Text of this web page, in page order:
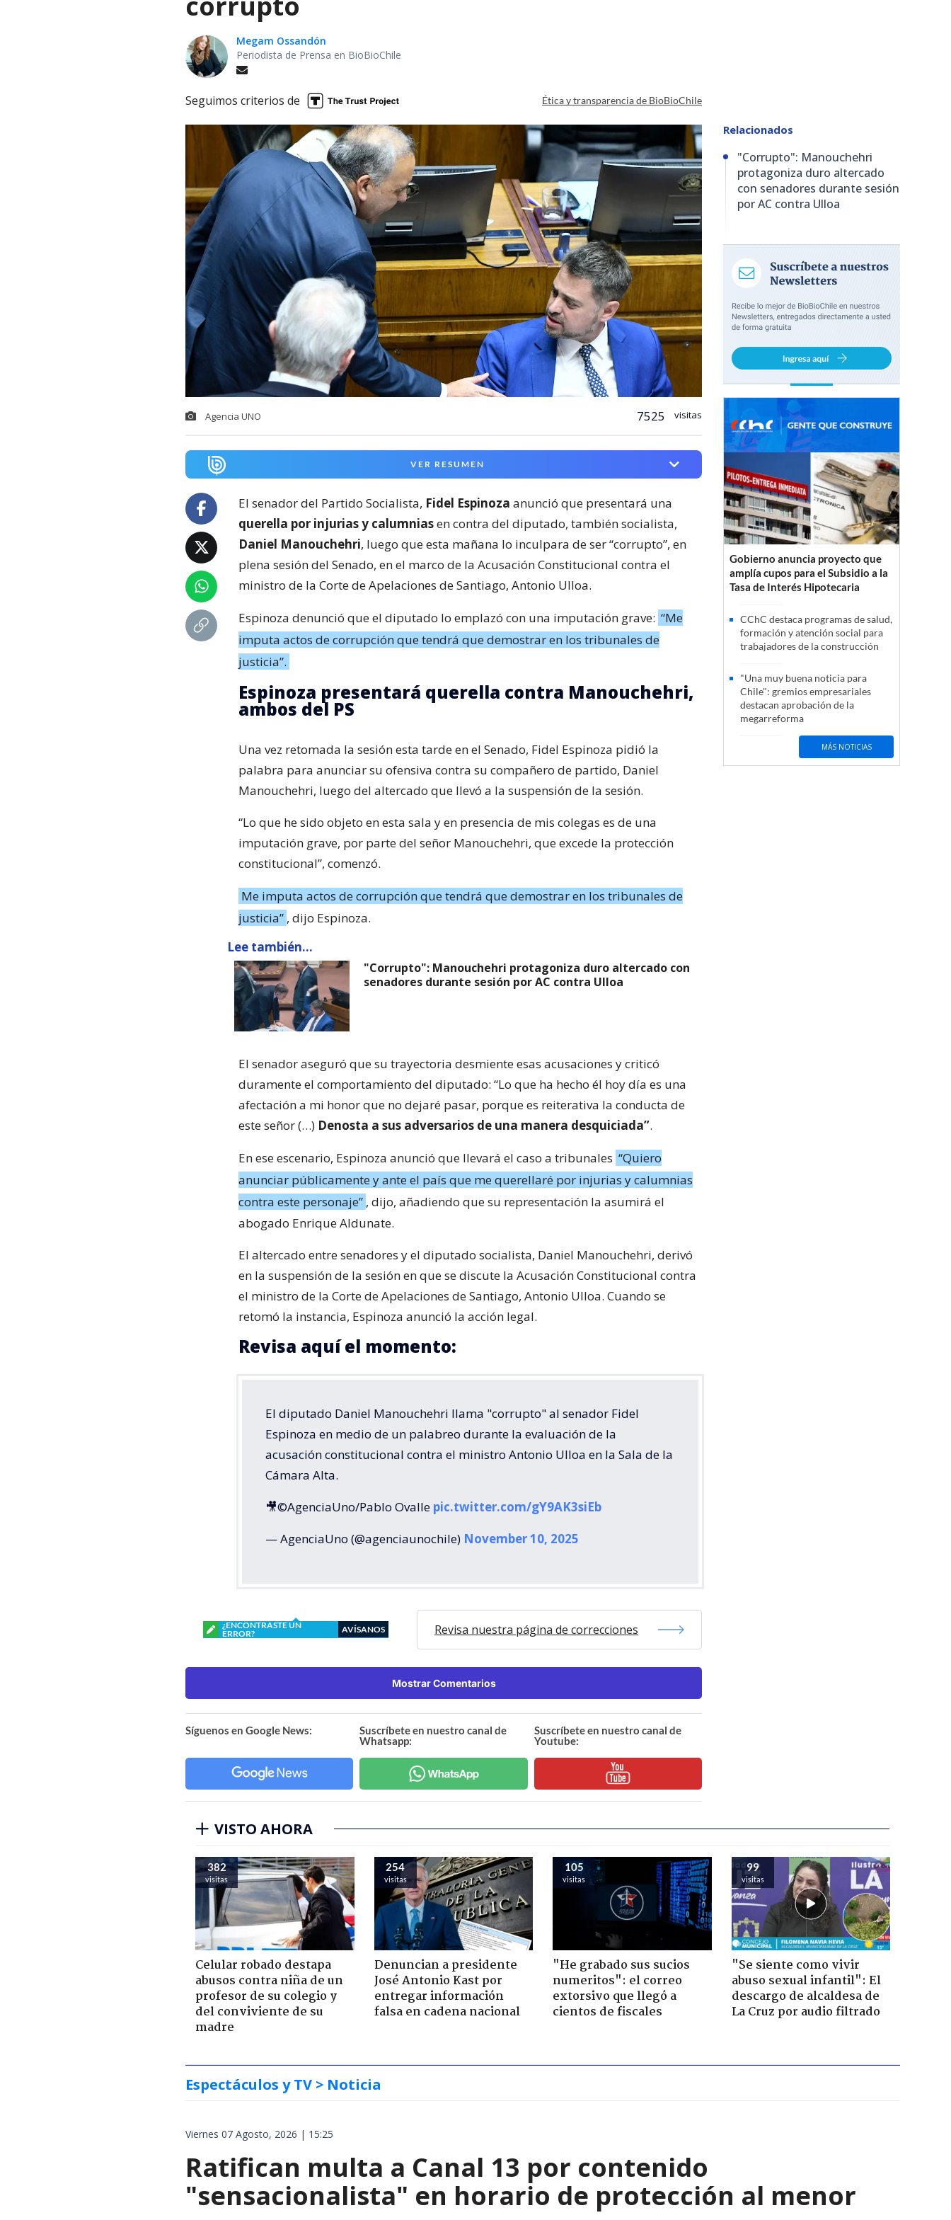
Megam Ossandón
Periodista de Prensa en BioBioChile
Seguimos criterios de Ética y transparencia de BioBioChile
Agencia UNO 7525 visitas
VER RESUMEN
El senador del Partido Socialista, Fidel Espinoza anunció que presentará una
querella por injurias y calumniasen contra del diputado, también socialista,
Daniel Manouchehri, luego que esta mañana lo inculpara de ser “corrupto”, en
plena sesión del Senado, en el marco de la Acusación Constitucional contra el
ministro de la Corte de Apelaciones de Santiago, Antonio Ulloa.
Espinoza denunció que el diputado lo emplazó con una imputación grave: “Me
imputa actos de corrupción que tendrá que demostrar en los tribunales de
justicia”.
Espinoza presentará querella contra Manouchehri,
ambos del PS
Una vez retomada la sesión esta tarde en el Senado, Fidel Espinoza pidió la
palabra para anunciar su ofensiva contra su compañero de partido, Daniel
Manouchehri, luego del altercado que llevó a la suspensión de la sesión.
“Lo que he sido objeto en esta sala y en presencia de mis colegas es de una
imputación grave, por parte del señor Manouchehri, que excede la protección
constitucional”, comenzó.
Me imputa actos de corrupción que tendrá que demostrar en los tribunales de
justicia” , dijo Espinoza.
Lee también...
"Corrupto": Manouchehri protagoniza duro altercado con
senadores durante sesión por AC contra Ulloa
El senador aseguró que su trayectoria desmiente esas acusaciones y criticó
duramente el comportamiento del diputado: “Lo que ha hecho él hoy día es una
afectación a mi honor que no dejaré pasar, porque es reiterativa la conducta de
este señor (…) Denosta a sus adversarios de una manera desquiciada”.
En ese escenario, Espinoza anunció que llevará el caso a tribunales “Quiero
anunciar públicamente y ante el país que me querellaré por injurias y calumnias
contra este personaje” , dijo, añadiendo que su representación la asumirá el
abogado Enrique Aldunate.
El altercado entre senadores y el diputado socialista, Daniel Manouchehri, derivó
en la suspensión de la sesión en que se discute la Acusación Constitucional contra
el ministro de la Corte de Apelaciones de Santiago, Antonio Ulloa. Cuando se
retomó la instancia, Espinoza anunció la acción legal.
Revisa aquí el momento:
El diputado Daniel Manouchehri llama "corrupto" al senador Fidel
Espinoza en medio de un palabreo durante la evaluación de la
acusación constitucional contra el ministro Antonio Ulloa en la Sala de la
Cámara Alta.
🎥©AgenciaUno/Pablo Ovalle pic.twitter.com/gY9AK3siEb
— AgenciaUno (@agenciaunochile) November 10, 2025
¿ENCONTRASTE UN
ERROR?
AVÍSANOS Revisa nuestra página de correcciones
Mostrar Comentarios
Síguenos en Google News:
Suscríbete en nuestro canal de
Whatsapp:
Suscríbete en nuestro canal de
Youtube:
Relacionados
"Corrupto": Manouchehri
protagoniza duro altercado
con senadores durante sesión
por AC contra Ulloa
Gobierno anuncia proyecto que
amplía cupos para el Subsidio a la
Tasa de Interés Hipotecaria
CChC destaca programas de salud,
formación y atención social para
trabajadores de la construcción
"Una muy buena noticia para
Chile": gremios empresariales
destacan aprobación de la
megarreforma
MÁS NOTICIAS
VISTO AHORA
382
visitas
Celular robado destapa
abusos contra niña de un
profesor de su colegio y
del conviviente de su
madre
254
visitas
Denuncian a presidente
José Antonio Kast por
entregar información
falsa en cadena nacional
105
visitas
"He grabado sus sucios
numeritos": el correo
extorsivo que llegó a
cientos de fiscales
99
visitas
"Se siente como vivir
abuso sexual infantil": El
descargo de alcaldesa de
La Cruz por audio filtrado
Espectáculos y TV > Noticia
Viernes 07 Agosto, 2026 | 15:25
Ratifican multa a Canal 13 por contenido
"sensacionalista" en horario de protección al menor